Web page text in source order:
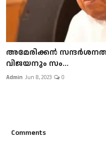
അമേരിക്കൻ
വിജയനും സം...
Admin Jun 8, 2023 0
Comments